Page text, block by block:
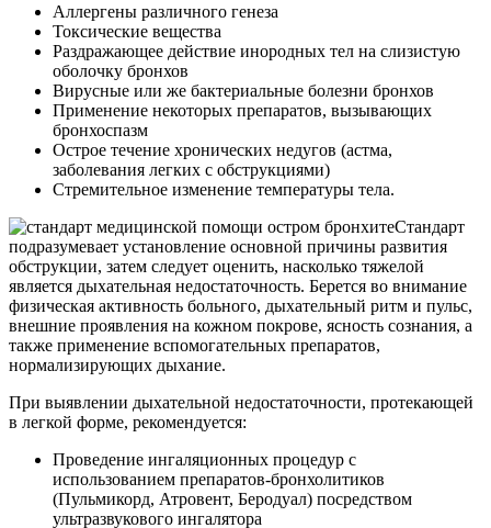
Аллергены различного генеза
Токсические вещества
Раздражающее действие инородных тел на слизистую
оболочку бронхов
Вирусные или же бактериальные болезни бронхов
Применение некоторых препаратов, вызывающих
бронхоспазм
Острое течение хронических недугов (астма,
заболевания легких с обструкциями)
Стремительное изменение температуры тела.
Стандарт
подразумевает установление основной причины развития
обструкции, затем следует оценить, насколько тяжелой
является дыхательная недостаточность. Берется во внимание
физическая активность больного, дыхательный ритм и пульс,
внешние проявления на кожном покрове, ясность сознания, а
также применение вспомогательных препаратов,
нормализирующих дыхание.
При выявлении дыхательной недостаточности, протекающей
в легкой форме, рекомендуется:
Проведение ингаляционных процедур с
использованием препаратов-бронхолитиков
(Пульмикорд, Атровент, Беродуал) посредством
ультразвукового ингалятора